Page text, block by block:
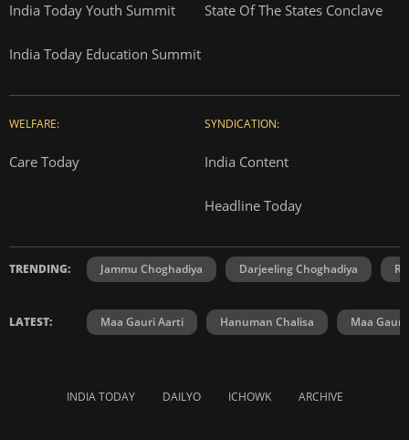
India Today Youth Summit State Of The States Conclave
India Today Education Summit
WELFARE:
Care Today
SYNDICATION:
India Content
Headline Today
TRENDING: Jammu Choghadiya Darjeeling Choghadiya
LATEST: Maa Gauri Aarti Hanuman Chalisa Maa Gauri
INDIA TODAY DAILYO ICHOWK ARCHIVE